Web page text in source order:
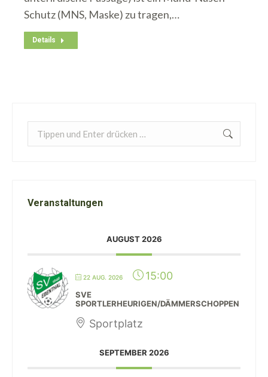
Schutz (MNS, Maske) zu tragen,…
Details
Search:
Veranstaltungen
AUGUST 2026
22 AUG. 2026 15:00
SVE
SPORTLERHEURIGEN/DÄMMERSCHOPPEN
Sportplatz
SEPTEMBER 2026